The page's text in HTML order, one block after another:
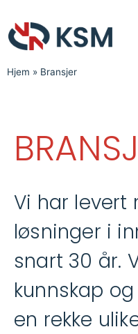
Hjem » Bransjer
Vi har levert
løsninger i
snart 30 år.
kunnskap
en rekke